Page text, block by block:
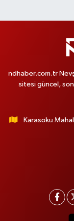
ndhaber.com.tr
sitesi güncel,
Karasoku